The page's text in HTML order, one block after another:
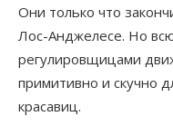
Они только что
Лос-Анджелесе. Но
регулировщицами
примитивно и скучно
красавиц.